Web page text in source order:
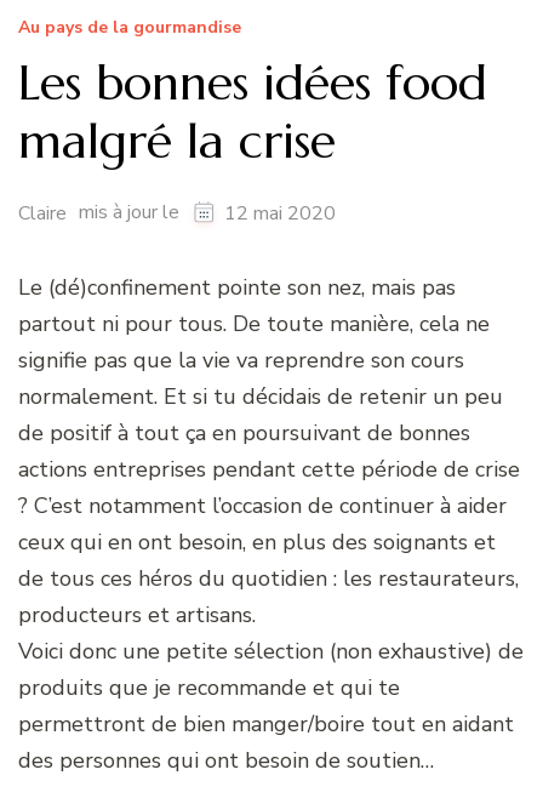
Au pays de la gourmandise
Les bonnes idées food
malgré la crise
Claire mis à jour le 12 mai 2020
Le (dé)confinement pointe son nez, mais pas
partout ni pour tous. De toute manière, cela ne
signifie pas que la vie va reprendre son cours
normalement. Et si tu décidais de retenir un peu
de positif à tout ça en poursuivant de bonnes
actions entreprises pendant cette période de crise
? C’est notamment l’occasion de continuer à aider
ceux qui en ont besoin, en plus des soignants et
de tous ces héros du quotidien : les restaurateurs,
producteurs et artisans.
Voici donc une petite sélection (non exhaustive) de
produits que je recommande et qui te
permettront de bien manger/boire tout en aidant
des personnes qui ont besoin de soutien…